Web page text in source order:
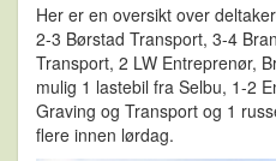
Her er en oversikt over
2-3 Børstad Transport, 3-4
Transport, 2 LW Entreprenør,
mulig 1 lastebil fra Selbu, 1-2
Graving og Transport og 1
flere innen lørdag.